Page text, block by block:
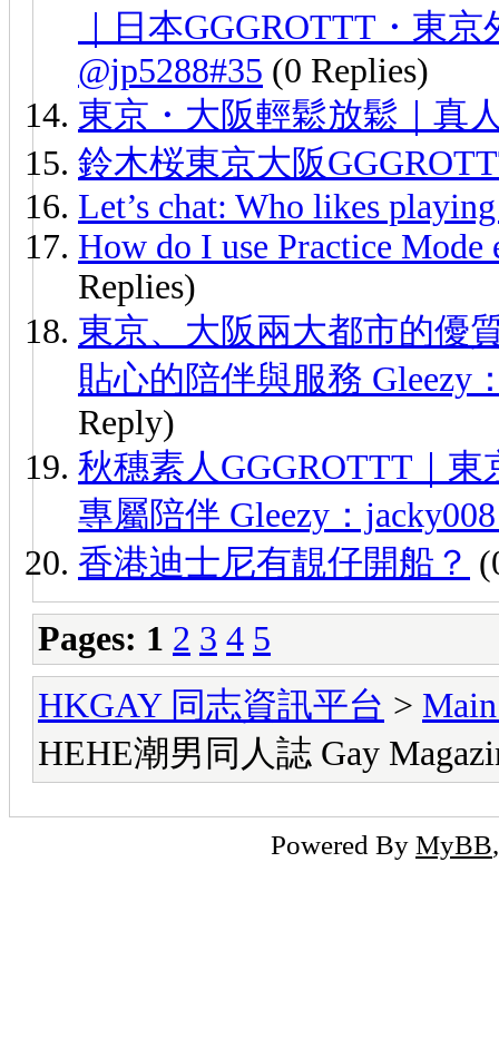
｜日本GGGROTTT・東
@jp5288#35 (0 Replies)
東京・大阪輕鬆放鬆｜真
鈴木桜東京大阪
Let’s chat: Who likes
How do I use Practice
Replies)
東京、大阪兩大都市的優
貼心的陪伴與服務 Gleezy
Reply)
秋穗素人GGGROTTT｜
專屬陪伴 Gleezy：
香港迪士尼有靚仔開船？
Pages: 1 2 3 4 5
HKGAY 同志資訊平台 >
HEHE潮男同人誌 Gay
Powered By MyBB